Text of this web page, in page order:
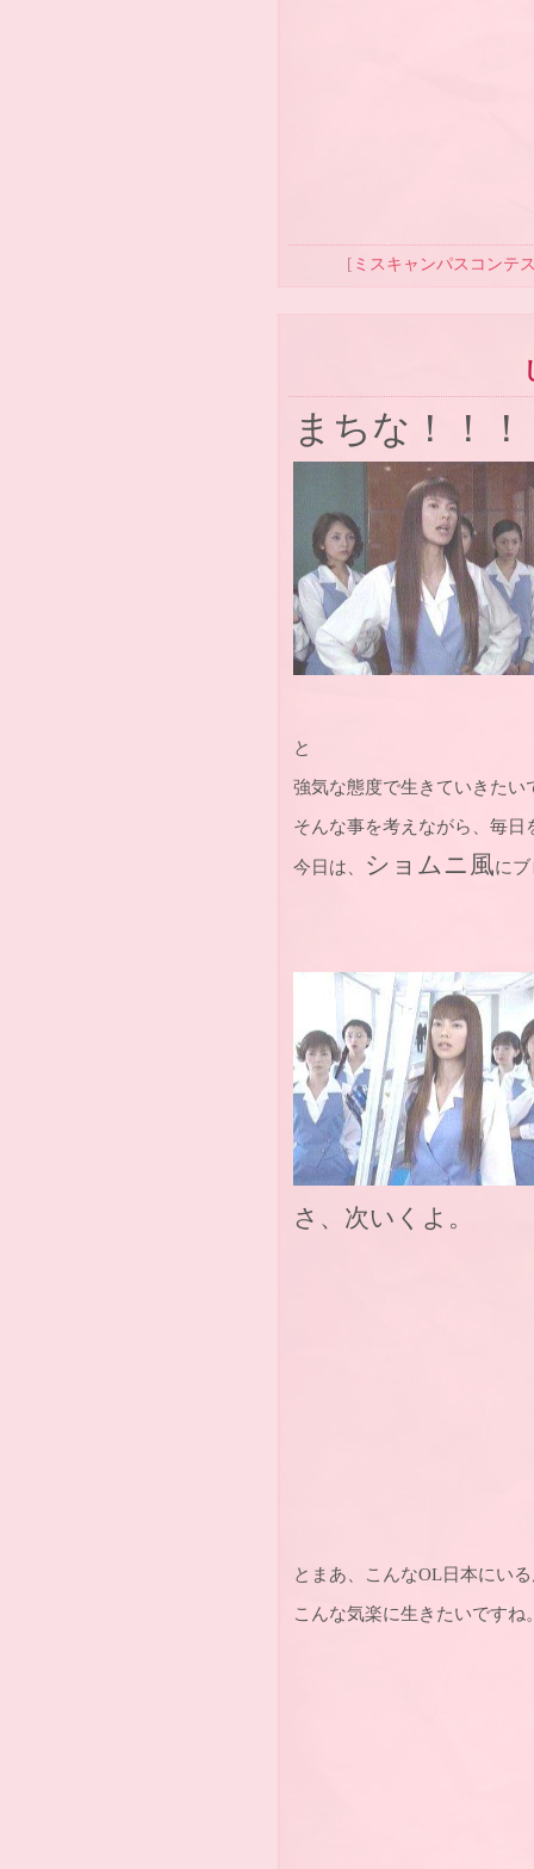
[ ミスキャンパスコンテ
まちな！！！
と
強気な態度で生きていきたい
そんな事を考えながら、毎
今日は、
ショムニ風に
さ、次いくよ。
とまあ、こんなOL日本にい
こんな気楽に生きたいですね